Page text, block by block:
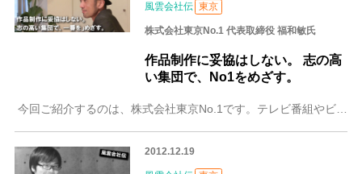
風雲会社伝 東京
株式会社東京No.1 代表取締役 福和敏氏
作品制作に妥協はしない。 志の高
い集団で、No1をめざす。
今回ご紹介するのは、株式会社東京No.1です。テレビ番組やビデオソフトなどの映像制作を手がけているという同社ですが、現在はその中でも特にPV（プロモーションビ
2012.12.19